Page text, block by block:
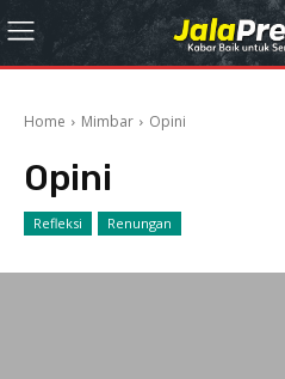
Home Mimbar Opini
Opini
Refleksi Renungan